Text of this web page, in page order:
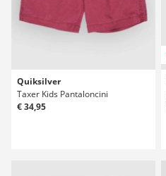
Quiksilver
Taxer Kids Pantaloncini
€ 34,95